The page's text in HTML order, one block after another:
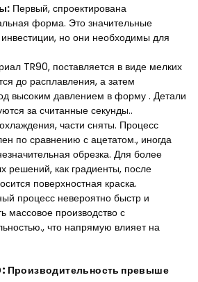
Первый, спроектирована
форма. Это значительные
но они необходимы для
TR90, поставляется в виде мелких
до расплавления, а затем
высоким давлением в форму . Детали
за считанные секунды..
части сняты. Процесс
по сравнению с ацетатом., иногда
обрезка. Для более
решений, как градиенты, после
поверхностная краска.
процесс невероятно быстр и
массовое производство с
что напрямую влияет на
Производительность превыше